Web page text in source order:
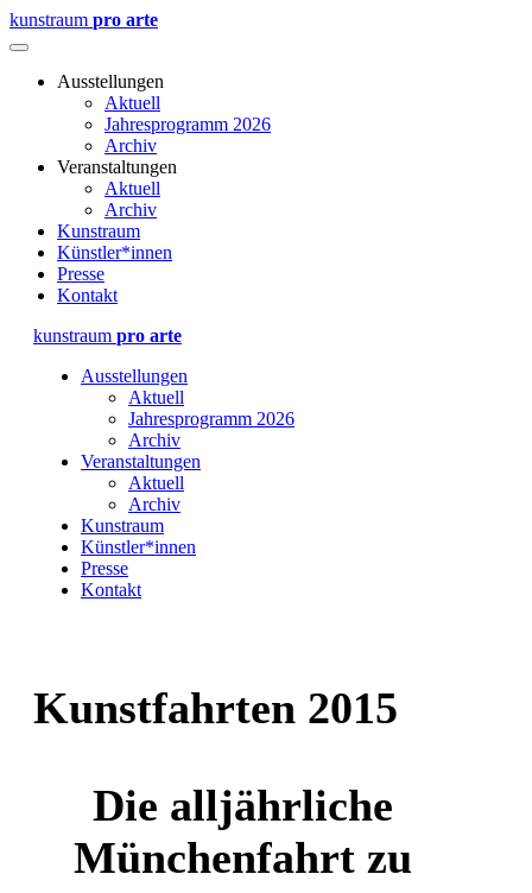
kunstraum pro arte
Ausstellungen
Aktuell
Jahresprogramm 2026
Archiv
Veranstaltungen
Aktuell
Archiv
Kunstraum
Künstler*innen
Presse
Kontakt
kunstraum pro arte
Ausstellungen
Aktuell
Jahresprogramm 2026
Archiv
Veranstaltungen
Aktuell
Archiv
Kunstraum
Künstler*innen
Presse
Kontakt
Kunstfahrten 2015
Die alljährliche
Münchenfahrt zu